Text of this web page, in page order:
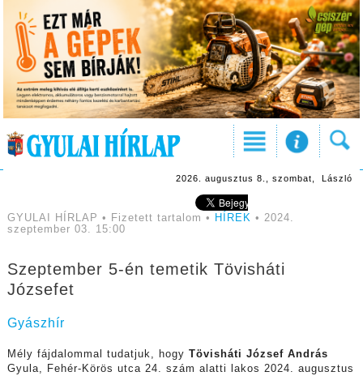
2026. augusztus 8., szombat, László
GYULAI HÍRLAP • Fizetett tartalom • HÍREK • 2024.
szeptember 03. 15:00
Szeptember 5-én temetik Tövisháti
Józsefet
Gyászhír
Mély fájdalommal tudatjuk, hogy Tövisháti József András
Gyula, Fehér-Körös utca 24. szám alatti lakos 2024. augusztus